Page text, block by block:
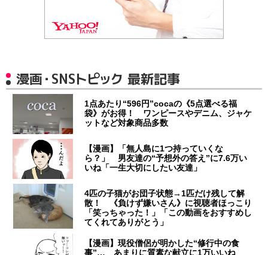
漫画・SNSトピック 最新記事
1点あたり“596円”cocaの《5点選べる福
袋》がお得！ ワンピースやデニム、ジャケ
ットなど対象商品多数
【漫画】「無人島に1つ持っていくな
ら？」 男友達の“予想外の答え”に7.6万い
いね「一生大切にしたい友達」
4匹の子猫がお団子状態→1匹だけ残して解
散！ 《負けず嫌いさん》に視聴者ほっこり
「笑っちゃった！」「この動画をおすすめし
てくれてありがとう」
【漫画】現役僧侶が明かした“修行中の食
事”… あまりに質素な献立に1万いいね